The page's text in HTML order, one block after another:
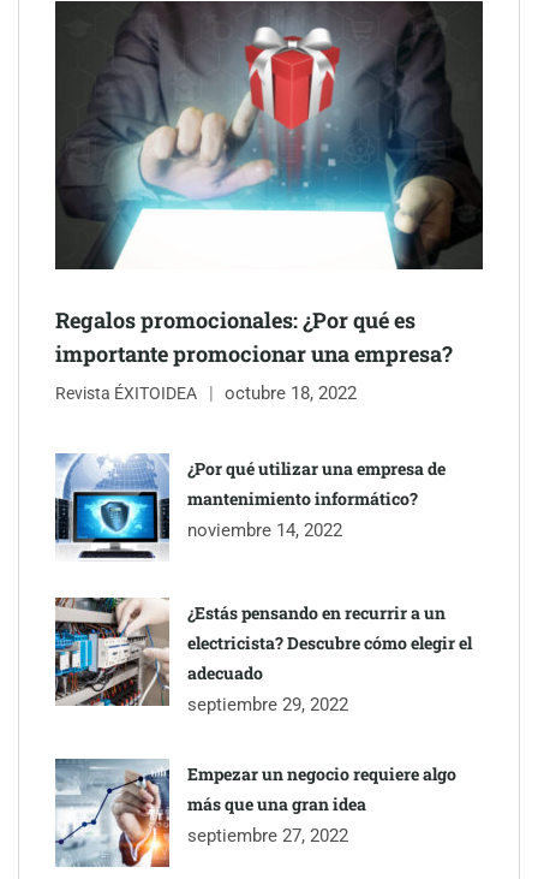
Schaeffler mejora su rentabilidad en el primer semestre de 2026
NOVA: innovación y diseño que transforman espacios de la
mano de Tormo Franquicias
Regalos promocionales: ¿Por qué es
importante promocionar una empresa?
Revista ÉXITOIDEA octubre 18, 2022
¿Por qué utilizar una empresa de
mantenimiento informático?
noviembre 14, 2022
¿Estás pensando en recurrir a un
electricista? Descubre cómo elegir el
adecuado
septiembre 29, 2022
Empezar un negocio requiere algo
más que una gran idea
septiembre 27, 2022